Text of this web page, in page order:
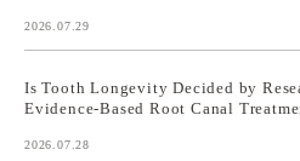
2026.07.29
Is Tooth Longevity Decided by
Evidence-Based Root Canal
2026.07.28